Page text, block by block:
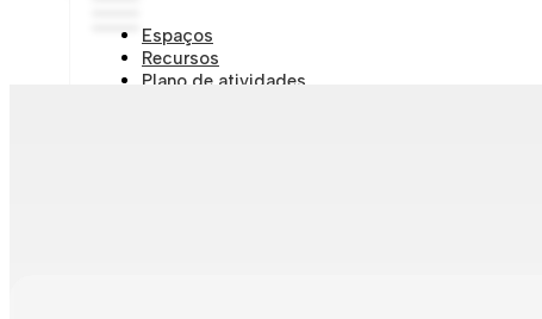
Espaços
Recursos
Plano de atividades